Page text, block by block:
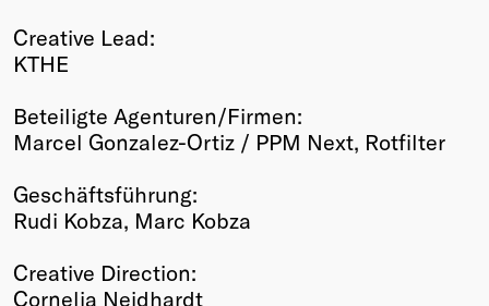
Creative Lead:
KTHE
Beteiligte Agenturen/Firmen:
Marcel Gonzalez-Ortiz / PPM Next, Rotfilter
Geschäftsführung:
Rudi Kobza, Marc Kobza
Creative Direction:
Cornelia Neidhardt